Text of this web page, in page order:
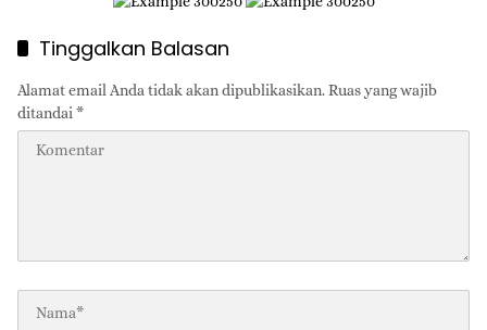
Tinggalkan Balasan
Alamat email Anda tidak akan dipublikasikan.Ruas yang wajib
ditandai *